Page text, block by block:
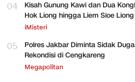
04
Kisah Gunung Kawi dan Dua
Hok Liong hingga Liem Sioe Liong
iMisteri
05
Polres Jakbar Diminta Sidak
Rekondisi di Cengkareng
Megapolitan